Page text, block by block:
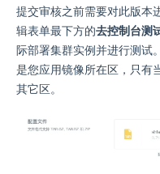
提交审核之前需要对此版本
辑表单最下方的去控制台测
际部署集群实例并进行测试
是您应用镜像所在区，只有
其它区。